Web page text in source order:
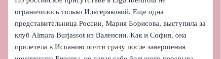
ограничилось только Ильтеряковой. Еще одна
представительница России, Мария Борисова, выступила за
клуб Almara Burjassot из Валенсии. Как и София, она
прилетела в Испанию почти сразу после завершения